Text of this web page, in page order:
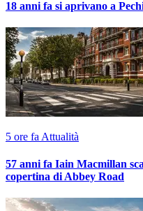
18 anni fa si aprivano a
5 ore fa Attualità
57 anni fa Iain Macmillan
copertina di Abbey Road